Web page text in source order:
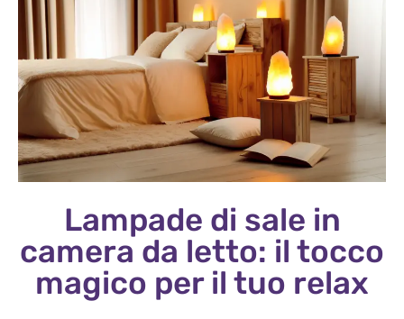
Lampade di sale in
camera da letto: il tocco
magico per il tuo relax